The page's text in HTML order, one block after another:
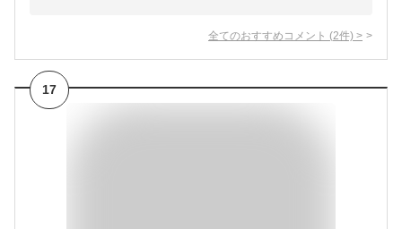
全てのおすすめコメント (2件) >
17